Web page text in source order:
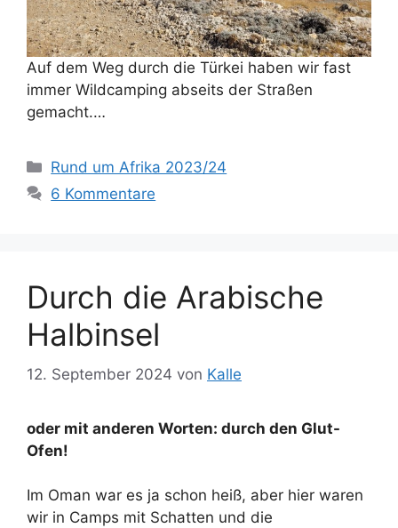
Auf dem Weg durch die Türkei haben wir fast
immer Wildcamping abseits der Straßen
gemacht.…
Kategorien
Rund um Afrika 2023/24
6 Kommentare
Durch die Arabische
Halbinsel
12. September 2024 von Kalle
oder mit anderen Worten: durch den Glut-
Ofen!
Im Oman war es ja schon heiß, aber hier waren
wir in Camps mit Schatten und die